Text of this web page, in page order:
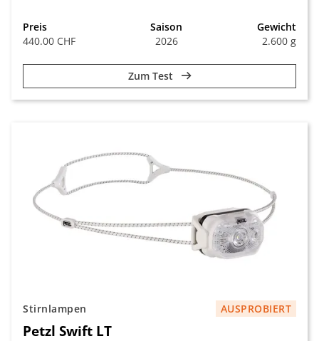
Preis
440.00 CHF
Saison
2026
Gewicht
2.600 g
Zum Test
Stirnlampen AUSPROBIERT
Petzl Swift LT